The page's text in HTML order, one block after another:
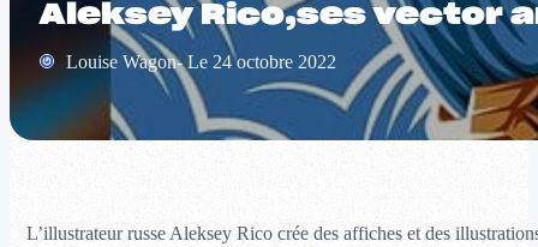
Aleksey Rico,ses vector
Louise Wagon- Le 24 octobre 2022
L’illustrateur russe Aleksey Rico crée des affiches et des